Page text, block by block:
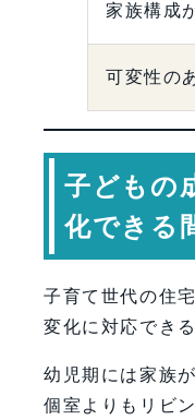
家族構成
可変性の
子どもの
化できる
子育て世代の住
変化に対応でき
幼児期には家族
個室よりもリビ